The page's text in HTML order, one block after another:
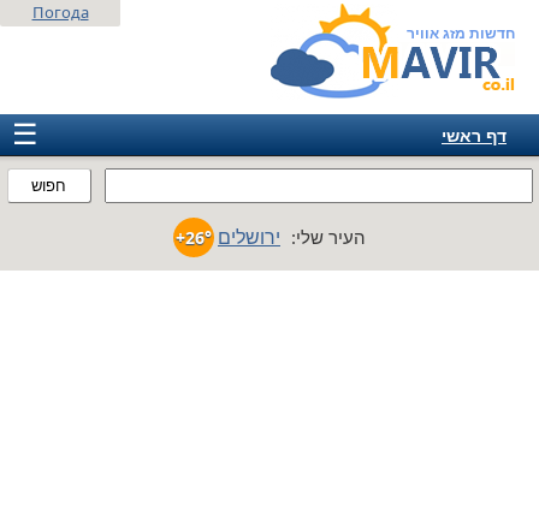
חדשות מזג אוויר
חפוש
Погода
☰
דף ראשי
אמריקה
העיר שלי: ירושלים +26°